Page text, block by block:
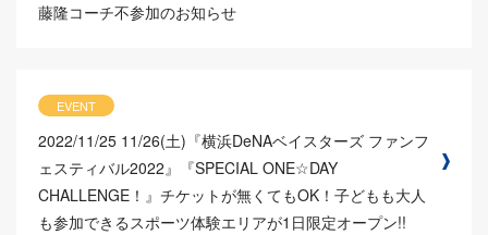
藤隆コーチ不参加のお知らせ
EVENT
2022/11/25 11/26(土)『横浜DeNAベイスターズ ファンフ
ェスティバル2022』『SPECIAL ONE☆DAY
CHALLENGE！』チケットが無くてもOK！子どもも大人
も参加できるスポーツ体験エリアが1日限定オープン!!